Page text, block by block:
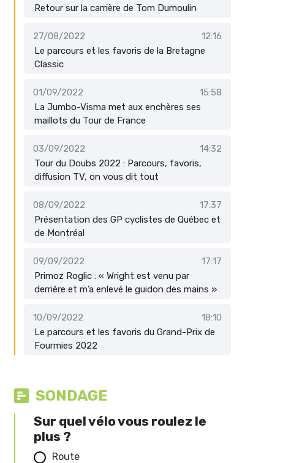
Retour sur la carrière de Tom Dumoulin
27/08/2022
12:16
Le parcours et les favoris de la Bretagne
Classic
01/09/2022
15:58
La Jumbo-Visma met aux enchères ses
maillots du Tour de France
03/09/2022
14:32
Tour du Doubs 2022 : Parcours, favoris,
diffusion TV, on vous dit tout
08/09/2022
17:37
Présentation des GP cyclistes de Québec et
de Montréal
09/09/2022
17:17
Primoz Roglic : « Wright est venu par
derrière et m’a enlevé le guidon des mains »
10/09/2022
18:10
Le parcours et les favoris du Grand-Prix de
Fourmies 2022
SONDAGE
Sur quel vélo vous roulez le
plus ?
Route